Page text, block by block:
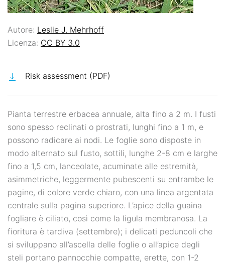
Autore: Leslie J. Mehrhoff
Licenza: CC BY 3.0
Risk assessment (PDF)
Pianta terrestre erbacea annuale, alta fino a 2 m. I fusti
sono spesso reclinati o prostrati, lunghi fino a 1 m, e
possono radicare ai nodi. Le foglie sono disposte in
modo alternato sul fusto, sottili, lunghe 2-8 cm e larghe
fino a 1,5 cm, lanceolate, acuminate alle estremità,
asimmetriche, leggermente pubescenti su entrambe le
pagine, di colore verde chiaro, con una linea argentata
centrale sulla pagina superiore. L’apice della guaina
fogliare è ciliato, così come la ligula membranosa. La
fioritura è tardiva (settembre); i delicati peduncoli che
si sviluppano all’ascella delle foglie o all’apice degli
steli portano pannocchie compatte, erette, con 1-2